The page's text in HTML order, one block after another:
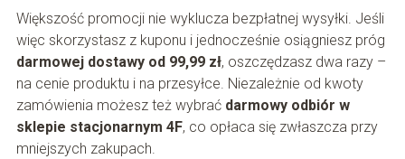
Większość promocji nie wyklucza bezpłatnej wysyłki. Jeśli
więc skorzystasz z kuponu i jednocześnie osiągniesz próg
darmowej dostawy od 99,99 zł, oszczędzasz dwa razy –
na cenie produktu i na przesyłce. Niezależnie od kwoty
zamówienia możesz też wybrać darmowy odbiór w
sklepie stacjonarnym 4F, co opłaca się zwłaszcza przy
mniejszych zakupach.